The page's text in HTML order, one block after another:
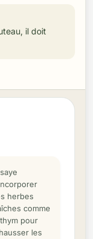
il doit
herbes
comme
pour
les